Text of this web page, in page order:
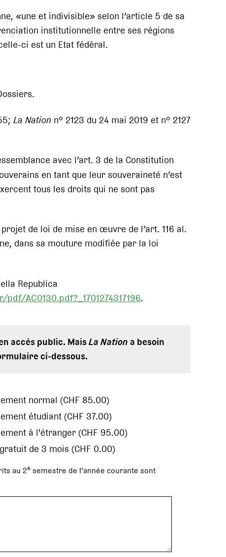
«une et indivisible» selon l’article 5 de sa
institutionnelle entre ses régions
ci est un Etat fédéral.
La Nation n° 2123 du 24 mai 2019 et n° 2127
avec l’art. 3 de la Constitution
en tant que leur souveraineté n’est
tous les droits qui ne sont pas
de loi de mise en œuvre de l’art. 116 al.
dans sa mouture modifiée par la loi
Republica
AC0130.pdf?_1701274317196.
accès public. MaisLa Nationa besoin
ci-dessous.
normal (CHF 85.00)
étudiant (CHF 37.00)
à l'étranger (CHF 95.00)
de 3 mois (CHF 0.00)
au 2e semestre de l'année courante sont